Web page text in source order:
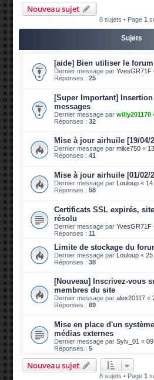
Nouveau sujet
8 sujets • Page 1
Sujets
[aide] Bien utiliser le forum
Dernier message parYvesGR71F
Réponses :25
[Super Important]
messages
Dernier message parwilly201170
Réponses :32
Mise à jour airhuile [19/04/
Dernier message parmike750 «
Réponses :41
Mise à jour airhuile [01/02/
Dernier message par Louloup «
Réponses :58
Certificats SSL expirés,
résolu
Dernier message parYvesGR71F
Réponses :11
Limite de stockage du
Dernier message par Louloup «
Réponses :38
[Nouveau] Inscrivez-vous
membres du site
Dernier message paralex20117 «
Réponses :69
Mise en place d'un
médias externes
Dernier message parSylv_01 «
Réponses :5
Nouveau sujet
8 sujets • Page 1